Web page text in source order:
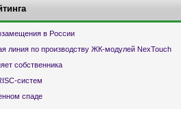
в России
линия по производству ЖК-модулей NexTouch
собственника
систем
спаде